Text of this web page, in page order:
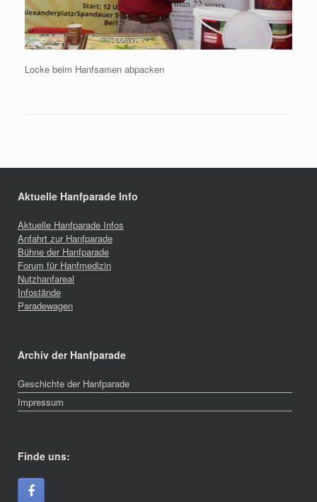
Locke beim Hanfsamen abpacken
Aktuelle Hanfparade Info
Aktuelle Hanfparade Infos
Anfahrt zur Hanfparade
Bühne der Hanfparade
Forum für Hanfmedizin
Nutzhanfareal
Infostände
Paradewagen
Archiv der Hanfparade
Geschichte der Hanfparade
Impressum
Finde uns: